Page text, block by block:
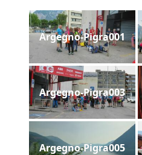
Argegno-Pigra001
Argegno-Pigra003
Argegno-Pigra005